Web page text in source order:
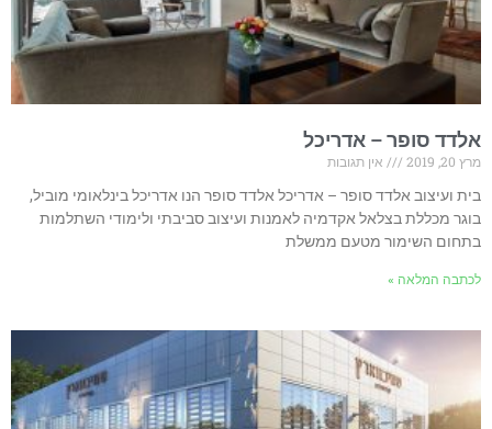
אלדד סופר – אדריכל
מרץ 20, 2019
אין תגובות
בית ועיצוב אלדד סופר – אדריכל אלדד סופר הנו אדריכל בינלאומי מוביל,
בוגר מכללת בצלאל אקדמיה לאמנות ועיצוב סביבתי ולימודי השתלמות
בתחום השימור מטעם ממשלת
לכתבה המלאה »